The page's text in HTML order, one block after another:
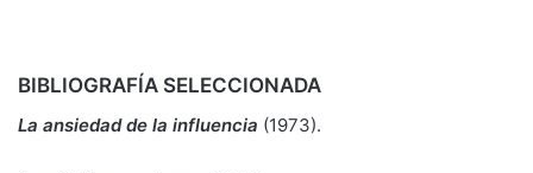
BIBLIOGRAFÍA SELECCIONADA
La ansiedad de la influencia (1973).